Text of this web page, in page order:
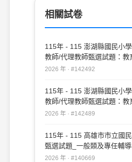
相關試卷
115年 - 115 澎湖縣國民小
教師/代理教師甄選試題：教
20#142492
2026 年 · #142492
115年 - 115 澎湖縣國民小
教師/代理教師甄選試題：教
50#142489
2026 年 · #142489
115年 - 115 高雄市市立國
甄選試題_一般類及專任輔導
業#140669
2026 年 · #140669